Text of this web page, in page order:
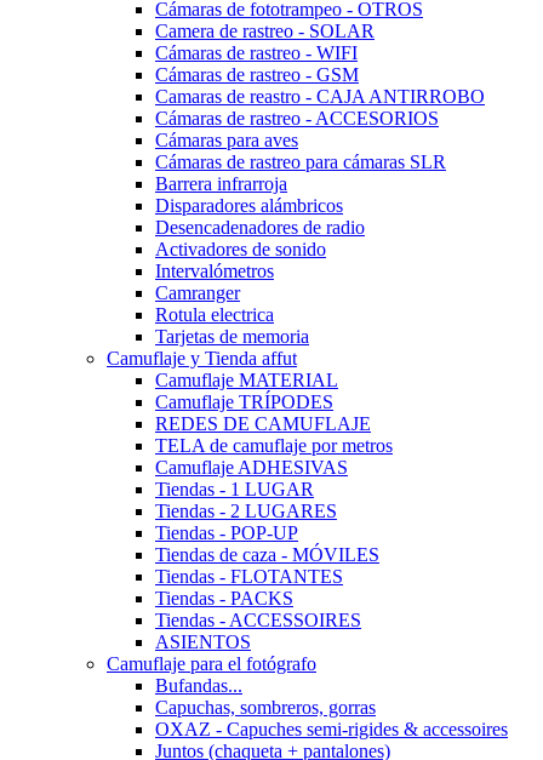
Cámaras de fototrampeo - OTROS
Camera de rastreo - SOLAR
Cámaras de rastreo - WIFI
Cámaras de rastreo - GSM
Camaras de reastro - CAJA ANTIRROBO
Cámaras de rastreo - ACCESORIOS
Cámaras para aves
Cámaras de rastreo para cámaras SLR
Barrera infrarroja
Disparadores alámbricos
Desencadenadores de radio
Activadores de sonido
Intervalómetros
Camranger
Rotula electrica
Tarjetas de memoria
Camuflaje y Tienda affut
Camuflaje MATERIAL
Camuflaje TRÍPODES
REDES DE CAMUFLAJE
TELA de camuflaje por metros
Camuflaje ADHESIVAS
Tiendas - 1 LUGAR
Tiendas - 2 LUGARES
Tiendas - POP-UP
Tiendas de caza - MÓVILES
Tiendas - FLOTANTES
Tiendas - PACKS
Tiendas - ACCESSOIRES
ASIENTOS
Camuflaje para el fotógrafo
Bufandas...
Capuchas, sombreros, gorras
OXAZ - Capuches semi-rigides & accessoires
Juntos (chaqueta + pantalones)